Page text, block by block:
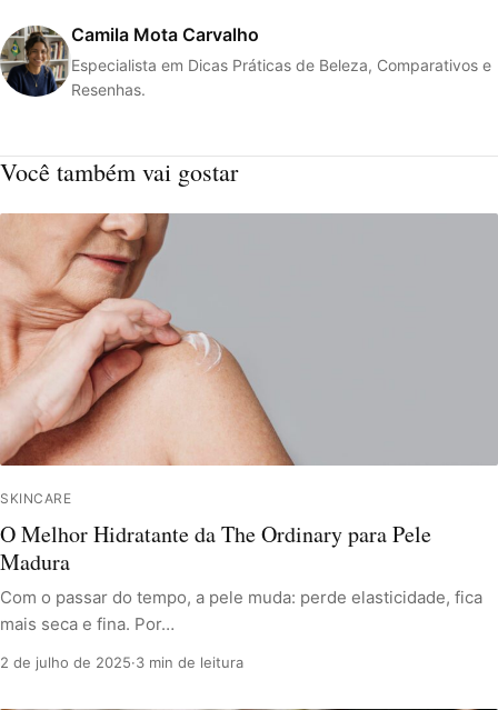
Camila Mota Carvalho
Especialista em Dicas Práticas de Beleza, Comparativos e
Resenhas.
Você também vai gostar
SKINCARE
O Melhor Hidratante da The Ordinary para Pele
Madura
Com o passar do tempo, a pele muda: perde elasticidade, fica
mais seca e fina. Por…
2 de julho de 2025·3 min de leitura